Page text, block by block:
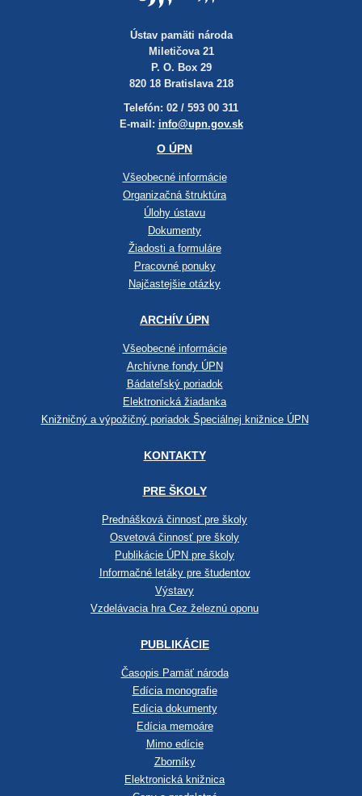
Ústav pamäti národa
Miletičova 21
P. O. Box 29
820 18 Bratislava 218
Telefón: 02 / 593 00 311
E-mail: info@upn.gov.sk
O ÚPN
Všeobecné informácie
Organizačná štruktúra
Úlohy ústavu
Dokumenty
Žiadosti a formuláre
Pracovné ponuky
Najčastejšie otázky
ARCHÍV ÚPN
Všeobecné informácie
Archívne fondy ÚPN
Bádateľský poriadok
Elektronická žiadanka
Knižničný a výpožičný poriadok Špeciálnej knižnice ÚPN
KONTAKTY
PRE ŠKOLY
Prednášková činnosť pre školy
Osvetová činnosť pre školy
Publikácie ÚPN pre školy
Informačné letáky pre študentov
Výstavy
Vzdelávacia hra Cez železnú oponu
PUBLIKÁCIE
Časopis Pamäť národa
Edícia monografie
Edícia dokumenty
Edícia memoáre
Mimo edície
Zborníky
Elektronická knižnica